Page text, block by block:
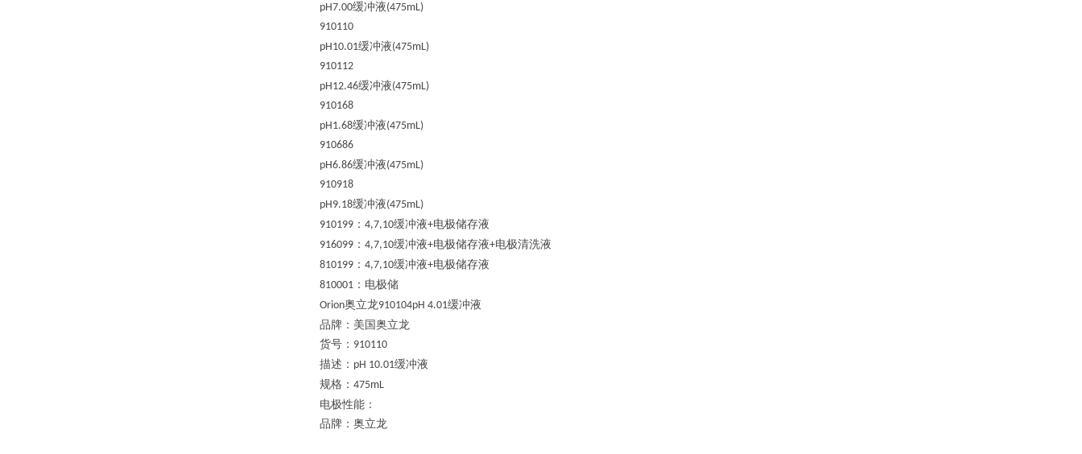
pH7.00缓冲液(475mL)
910110
pH10.01缓冲液(475mL)
910112
pH12.46缓冲液(475mL)
910168
pH1.68缓冲液(475mL)
910686
pH6.86缓冲液(475mL)
910918
pH9.18缓冲液(475mL)
910199： 4,7,10缓冲液+电极储存液
916099： 4,7,10缓冲液+电极储存液+电极清洗液
810199： 4,7,10缓冲液+电极储存液
810001： 电极储
Orion奥立龙910104pH 4.01缓冲液
品牌：美国奥立龙
货号： 910110
描述： pH 10.01缓冲液
规格： 475mL
电极性能：
品牌：奥立龙